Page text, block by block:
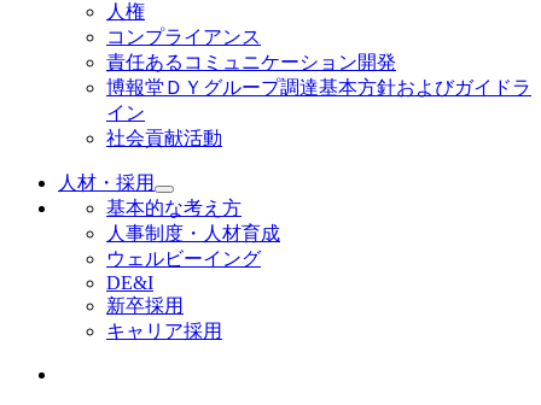
人権
コンプライアンス
責任あるコミュニケーション開発
博報堂ＤＹグループ調達基本方針およびガイドラ
イン
社会貢献活動
人材・採用
基本的な考え方
人事制度・人材育成
ウェルビーイング
DE&I
新卒採用
キャリア採用